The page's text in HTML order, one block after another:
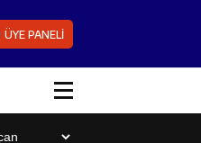
ÜYE PANELİ